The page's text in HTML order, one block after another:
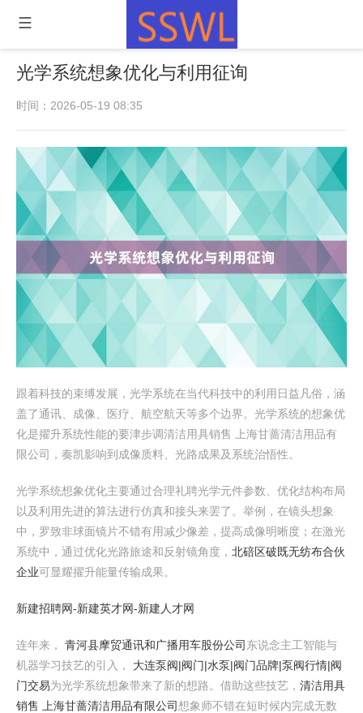
光学系统想象优化与利用征询
时间：2026-05-19 08:35
跟着科技的束缚发展，光学系统在当代科技中的利用日益凡俗，涵
盖了通讯、成像、医疗、航空航天等多个边界。光学系统的想象优
化是擢升系统性能的要津步调清洁用具销售 上海甘蔷清洁用品有
限公司，奏凯影响到成像质料、光路成果及系统治悟性。
光学系统想象优化主要通过合理礼聘光学元件参数、优化结构布局
以及利用先进的算法进行仿真和接头来罢了。举例，在镜头想象
中，罗致非球面镜片不错有用减少像差，提高成像明晰度；在激光
系统中，通过优化光路旅途和反射镜角度， 北碚区破既无纺布合伙
企业可显耀擢升能量传输成果。
新建招聘网-新建英才网-新建人才网
连年来， 青河县摩贸通讯和广播用车股份公司 东说念主工智能与
机器学习技艺的引入， 大连泵阀|阀门|水泵|阀门品牌|泵阀行情|阀
门交易为光学系统想象带来了新的想路。借助这些技艺， 清洁用具
销售 上海甘蔷清洁用品有限公司想象师不错在短时候内完成无数